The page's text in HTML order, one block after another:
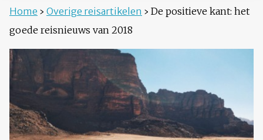
Home › Overige reisartikelen › De positieve kant: het
goede reisnieuws van 2018